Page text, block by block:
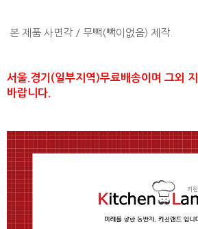
본 제품 사면각 / 무빽(빽이없음) 제작.
서울.경기(일부지역)무료배송이며 그외
바랍니다.